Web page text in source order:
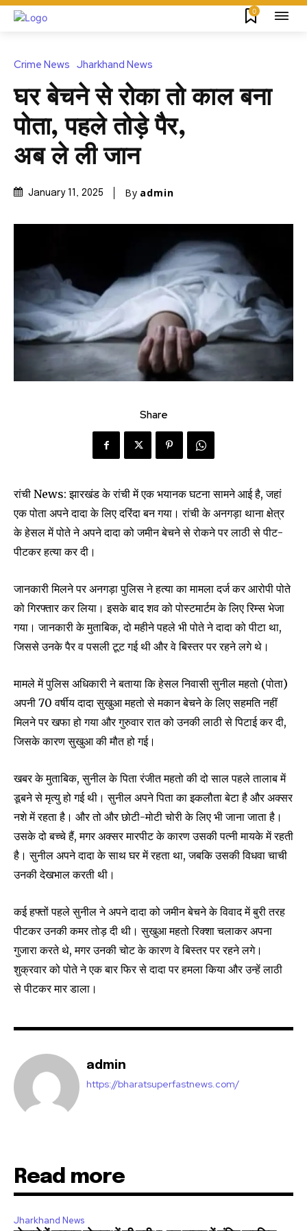
SUBSCRIBERS and be part of the
conversation.
To subscribe, simply enter your email address on our website
or click the subscribe button below. Don't worry, we respect
your privacy and won't spam your inbox. Your information is
SUBSCRIBE
32,111
Followers Followers Followers
0
Crime News Jharkhand News
घर बेचने से रोका तो काल बना
पोता, पहले तोड़े पैर,
अब ले ली जान
January 11, 2025 By admin
Share
रांची News: झारखंड के रांची में एक भयानक घटना सामने आई है, जहां
एक पोता अपने दादा के लिए दरिंदा बन गया। रांची के अनगड़ा थाना क्षेत्र
के हेसल में पोते ने अपने दादा को जमीन बेचने से रोकने पर लाठी से पीट-
पीटकर हत्या कर दी।
जानकारी मिलने पर अनगड़ा पुलिस ने हत्या का मामला दर्ज कर आरोपी पोते
को गिरफ्तार कर लिया। इसके बाद शव को पोस्टमार्टम के लिए रिम्स भेजा
गया। जानकारी के मुताबिक, दो महीने पहले भी पोते ने दादा को पीटा था,
जिससे उनके पैर व पसली टूट गई थी और वे बिस्तर पर रहने लगे थे।
मामले में पुलिस अधिकारी ने बताया कि हेसल निवासी सुनील महतो (पोता)
अपनी 70 वर्षीय दादा सुखुआ महतो से मकान बेचने के लिए सहमति नहीं
मिलने पर खफा हो गया और गुरुवार रात को उनकी लाठी से पिटाई कर दी,
जिसके कारण सुखुआ की मौत हो गई।
खबर के मुताबिक, सुनील के पिता रंजीत महतो की दो साल पहले तालाब में
डूबने से मृत्यु हो गई थी। सुनील अपने पिता का इकलौता बेटा है और अक्सर
नशे में रहता है। और तो और छोटी-मोटी चोरी के लिए भी जाना जाता है।
उसके दो बच्चे हैं, मगर अक्सर मारपीट के कारण उसकी पत्नी मायके में रहती
है। सुनील अपने दादा के साथ घर में रहता था, जबकि उसकी विधवा चाची
उनकी देखभाल करती थी।
कई हफ्तों पहले सुनील ने अपने दादा को जमीन बेचने के विवाद में बुरी तरह
पीटकर उनकी कमर तोड़ दी थी। सुखुआ महतो रिक्शा चलाकर अपना
गुजारा करते थे, मगर उनकी चोट के कारण वे बिस्तर पर रहने लगे।
शुक्रवार को पोते ने एक बार फिर से दादा पर हमला किया और उन्हें लाठी
से पीटकर मार डाला।
admin
https://bharatsuperfastnews.com/
Read more
Jharkhand News